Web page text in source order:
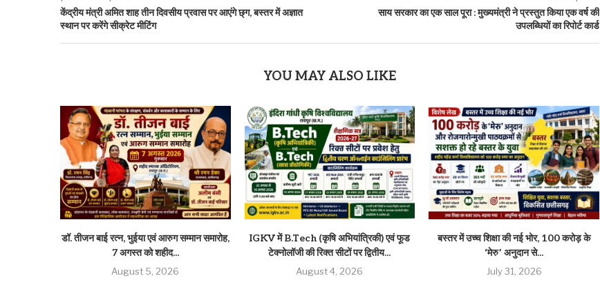
केंद्रीय मंत्री अमित शाह तीन दिवसीय प्रवास पर आएंगे छ्ग, बस्तर में अज्ञात
स्थान पर करेंगे सीक्रेट मीटिंग
साय सरकार का एक साल पूरा : मुख्यमंत्री ने प्रस्तुत किया एक वर्ष की
उपलब्धियों का रिपोर्ट कार्ड
YOU MAY ALSO LIKE
डॉ. तीजन बाई रत्न, भुईया एवं आरुग सम्मान समारोह,
7 अगस्त को शहीद...
August 5, 2026
IGKV में B.Tech (कृषि अभियांत्रिकी) एवं फूड
टेक्नोलॉजी की रिक्त सीटों पर द्वितीय...
August 4, 2026
बस्तर में उच्च शिक्षा की नई भोर, 100 करोड़ के
‘मेरु’ अनुदान से...
July 31, 2026